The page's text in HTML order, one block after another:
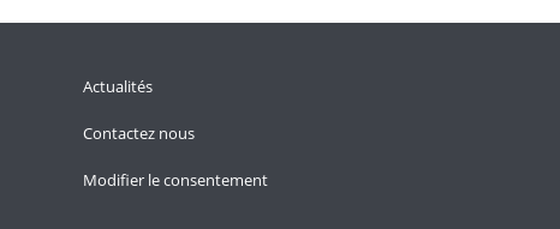
Actualités
Contactez nous
Modifier le consentement